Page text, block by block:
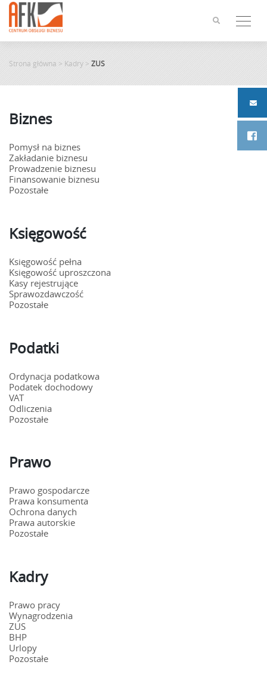
content
Strona główna > Kadry > ZUS
Biznes
Pomysł na biznes
Zakładanie biznesu
Prowadzenie biznesu
Finansowanie biznesu
Pozostałe
Księgowość
Księgowość pełna
Księgowość uproszczona
Kasy rejestrujące
Sprawozdawczość
Pozostałe
Podatki
Ordynacja podatkowa
Podatek dochodowy
VAT
Odliczenia
Pozostałe
Prawo
Prawo gospodarcze
Prawa konsumenta
Ochrona danych
Prawa autorskie
Pozostałe
Kadry
Prawo pracy
Wynagrodzenia
ZUS
BHP
Urlopy
Pozostałe